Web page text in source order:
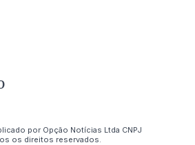
por Opção Notícias Ltda CNPJ
os direitos reservados.